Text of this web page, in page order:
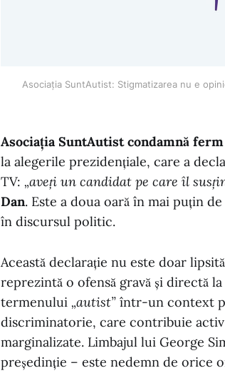
Asociația SuntAutist: Stigmatizarea nu e
Asociația SuntAutist condamnă
la alegerile prezidențiale, care a
TV: „aveți un candidat pe care îl
Dan. Este a doua oară în mai puțin
în discursul politic.
Această declarație nu este doar
reprezintă o ofensă gravă și directă
termenului „autist” într-un context
discriminatorie, care contribuie
marginalizate. Limbajul lui George
președinție – este nedemn de orice